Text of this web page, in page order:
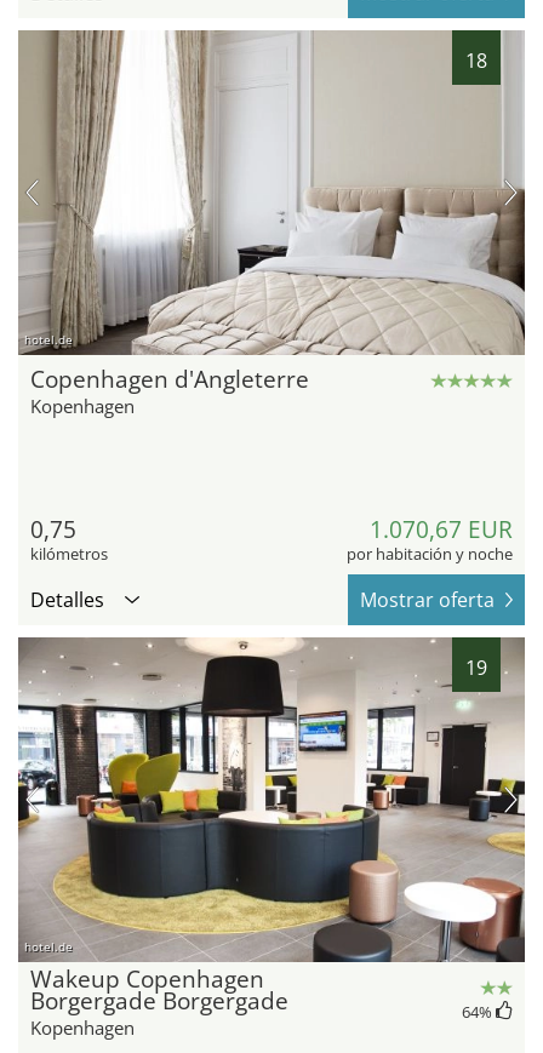
18
hotel.de
Copenhagen d'Angleterre
Kopenhagen
0,75
kilómetros
1.070,67 EUR
por habitación y noche
Detalles Mostrar oferta
19
hotel.de
Wakeup Copenhagen
Borgergade Borgergade
Kopenhagen
64%